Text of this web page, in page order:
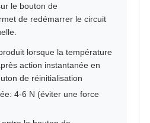
le bouton de
de redémarrer le circuit
lorsque la température
action instantanée en
de réinitialisation
4-6 N (éviter une force